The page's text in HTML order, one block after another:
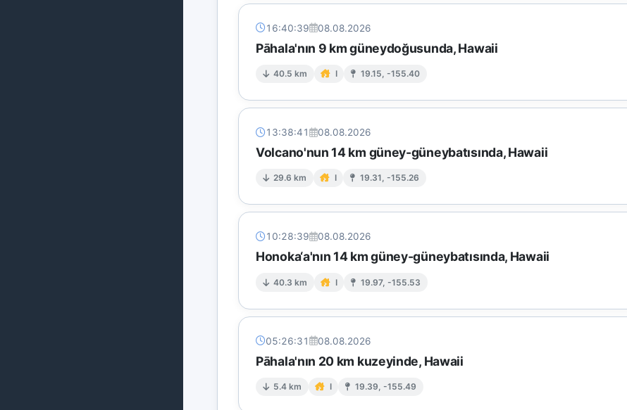
16:40:39 08.08.2026
Pāhala'nın 9 km güneydoğusunda, Hawaii
40.5 km I 19.15, -155.40
13:38:41 08.08.2026
Volcano'nun 14 km güney-güneybatısında, Hawaii
29.6 km I 19.31, -155.26
10:28:39 08.08.2026
Honoka‘a'nın 14 km güney-güneybatısında, Hawaii
40.3 km I 19.97, -155.53
05:26:31 08.08.2026
Pāhala'nın 20 km kuzeyinde, Hawaii
5.4 km I 19.39, -155.49